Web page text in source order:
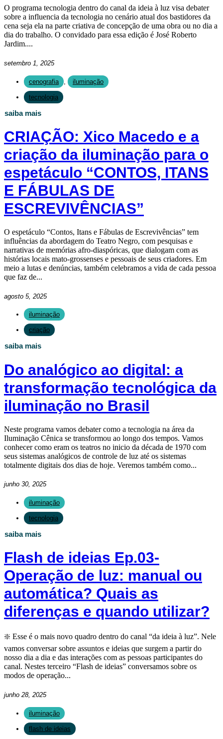
O programa tecnologia dentro do canal da ideia à luz visa debater
sobre a influencia da tecnologia no cenário atual dos bastidores da
cena seja ela na parte criativa de concepção de uma obra ou no dia a
dia do trabalho. O convidado para essa edição é José Roberto
Jardim....
setembro 1, 2025
cenografia iluminação
tecnologia
saiba mais
CRIAÇÃO: Xico Macedo e a
criação da iluminação para o
espetáculo “CONTOS, ITANS
E FÁBULAS DE
ESCREVIVÊNCIAS”
O espetáculo “Contos, Itans e Fábulas de Escrevivências” tem
influências da abordagem do Teatro Negro, com pesquisas e
narrativas de memórias afro-diaspóricas, que dialogam com as
histórias locais mato-grossenses e pessoais de seus criadores. Em
meio a lutas e denúncias, também celebramos a vida de cada pessoa
que faz de...
agosto 5, 2025
iluminação
criação
saiba mais
Do analógico ao digital: a
transformação tecnológica da
iluminação no Brasil
Neste programa vamos debater como a tecnologia na área da
Iluminação Cênica se transformou ao longo dos tempos. Vamos
conhecer como eram os teatros no inicio da década de 1970 com
seus sistemas analógicos de controle de luz até os sistemas
totalmente digitais dos dias de hoje. Veremos também como...
junho 30, 2025
iluminação
tecnologia
saiba mais
Flash de ideias Ep.03-
Operação de luz: manual ou
automática? Quais as
diferenças e quando utilizar?
❇️ Esse é o mais novo quadro dentro do canal “da ideia à luz”. Nele
vamos conversar sobre assuntos e ideias que surgem a partir do
nosso dia a dia e das interações com as pessoas participantes do
canal. Nestes terceiro “Flash de ideias” conversamos sobre os
modos de operação...
junho 28, 2025
iluminação
flash de ideias